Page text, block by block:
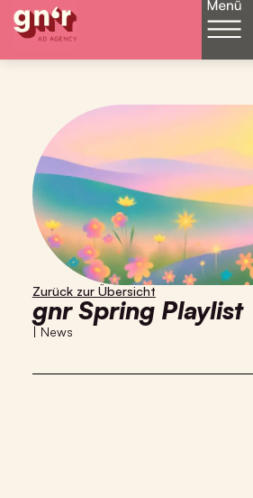
Zurück zur Übersicht
gnr Spring Playlist
| News